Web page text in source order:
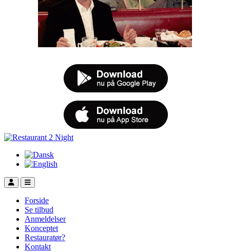
Forside
Se tilbud
Anmeldelser
Konceptet
Restauratør?
Kontakt